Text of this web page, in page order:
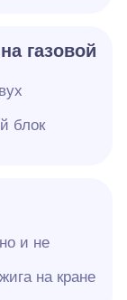
газовой
блок
и не
на кране